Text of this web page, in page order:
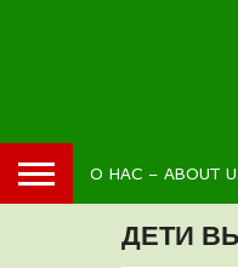
О НАС – ABOUT
ДЕТИ